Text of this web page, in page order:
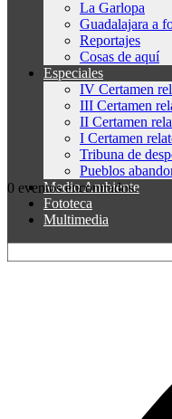
La Garlopa
Guadalajara a
Reportajes
Cosas de aquí
Especiales
IV Certamen
III Certamen
II Certamen
I Certamen
Tribuna de
Pueblos
Medio Ambiente
Fototeca
Multimedia
0 eventos encontrados.